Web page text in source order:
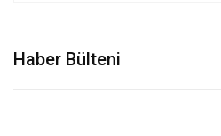
Haber Bülteni